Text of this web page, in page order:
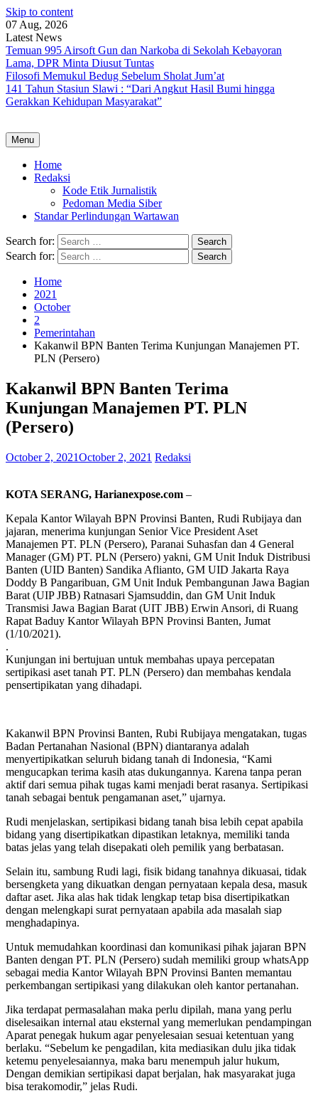
Skip to content
07 Aug, 2026
Latest News
Temuan 995 Airsoft Gun dan Narkoba di Sekolah Kebayoran
Lama, DPR Minta Diusut Tuntas
Filosofi Memukul Bedug Sebelum Sholat Jum’at
141 Tahun Stasiun Slawi : “Dari Angkut Hasil Bumi hingga
Gerakkan Kehidupan Masyarakat”
Menu
Home
Redaksi
Kode Etik Jurnalistik
Pedoman Media Siber
Standar Perlindungan Wartawan
Search for:
Search for:
Home
2021
October
2
Pemerintahan
Kakanwil BPN Banten Terima Kunjungan Manajemen PT.
PLN (Persero)
Kakanwil BPN Banten Terima
Kunjungan Manajemen PT. PLN
(Persero)
October 2, 2021October 2, 2021 Redaksi
KOTA SERANG, Harianexpose.com –
Kepala Kantor Wilayah BPN Provinsi Banten, Rudi Rubijaya dan
jajaran, menerima kunjungan Senior Vice President Aset
Manajemen PT. PLN (Persero), Paranai Suhasfan dan 4 General
Manager (GM) PT. PLN (Persero) yakni, GM Unit Induk Distribusi
Banten (UID Banten) Sandika Aflianto, GM UID Jakarta Raya
Doddy B Pangaribuan, GM Unit Induk Pembangunan Jawa Bagian
Barat (UIP JBB) Ratnasari Sjamsuddin, dan GM Unit Induk
Transmisi Jawa Bagian Barat (UIT JBB) Erwin Ansori, di Ruang
Rapat Baduy Kantor Wilayah BPN Provinsi Banten, Jumat
(1/10/2021).
.
Kunjungan ini bertujuan untuk membahas upaya percepatan
sertipikasi aset tanah PT. PLN (Persero) dan membahas kendala
pensertipikatan yang dihadapi.
Kakanwil BPN Provinsi Banten, Rubi Rubijaya mengatakan, tugas
Badan Pertanahan Nasional (BPN) diantaranya adalah
menyertipikatkan seluruh bidang tanah di Indonesia, “Kami
mengucapkan terima kasih atas dukungannya. Karena tanpa peran
aktif dari semua pihak tugas kami menjadi berat rasanya. Sertipikasi
tanah sebagai bentuk pengamanan aset,” ujarnya.
Rudi menjelaskan, sertipikasi bidang tanah bisa lebih cepat apabila
bidang yang disertipikatkan dipastikan letaknya, memiliki tanda
batas jelas yang telah disepakati oleh pemilik yang berbatasan.
Selain itu, sambung Rudi lagi, fisik bidang tanahnya dikuasai, tidak
bersengketa yang dikuatkan dengan pernyataan kepala desa, masuk
daftar aset. Jika alas hak tidak lengkap tetap bisa disertipikatkan
dengan melengkapi surat pernyataan apabila ada masalah siap
menghadapinya.
Untuk memudahkan koordinasi dan komunikasi pihak jajaran BPN
Banten dengan PT. PLN (Persero) sudah memiliki group whatsApp
sebagai media Kantor Wilayah BPN Provinsi Banten memantau
perkembangan sertipikasi yang dilakukan oleh kantor pertanahan.
Jika terdapat permasalahan maka perlu dipilah, mana yang perlu
diselesaikan internal atau eksternal yang memerlukan pendampingan
Aparat penegak hukum agar penyelesaian sesuai ketentuan yang
berlaku. “Sebelum ke pengadilan, kita mediasikan dulu jika tidak
ketemu penyelesaiannya, maka baru menempuh jalur hukum,
Dengan demikian sertipikasi dapat berjalan, hak masyarakat juga
bisa terakomodir,” jelas Rudi.